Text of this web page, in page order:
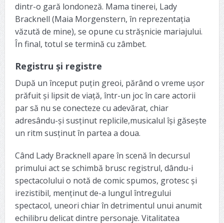
dintr-o gară londoneză. Mama tinerei, Lady
Bracknell (Maia Morgenstern, în reprezentația
văzută de mine), se opune cu strășnicie mariajului.
În final, totul se termină cu zâmbet.
Registru și registre
După un început puțin greoi, părând o vreme ușor
prăfuit și lipsit de viață, într-un joc în care actorii
par să nu se conecteze cu adevărat, chiar
adresându-și susținut replicile,musicalul își găsește
un ritm susținut în partea a doua.
Când Lady Bracknell apare în scenă în decursul
primului act se schimbă brusc registrul, dându-i
spectacolului o notă de comic spumos, grotesc și
irezistibil, menținut de-a lungul întregului
spectacol, uneori chiar în detrimentul unui anumit
echilibru delicat dintre personaje. Vitalitatea